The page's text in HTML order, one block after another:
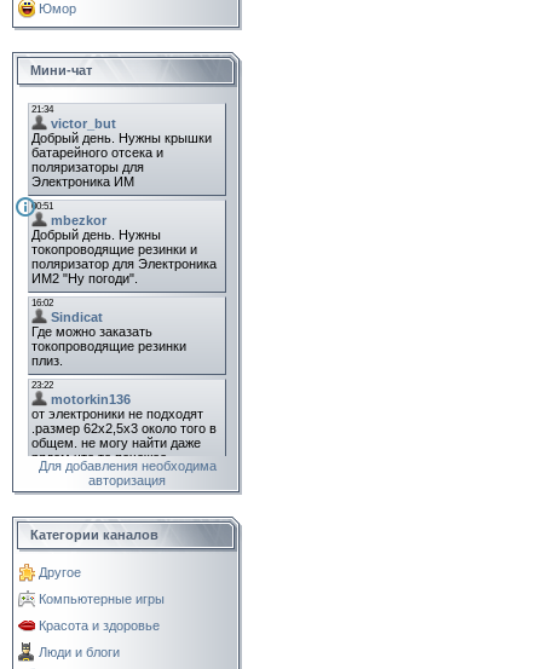
Юмор
Мини-чат
Для добавления необходима
авторизация
Категории каналов
Другое
Компьютерные игры
Красота и здоровье
Люди и блоги